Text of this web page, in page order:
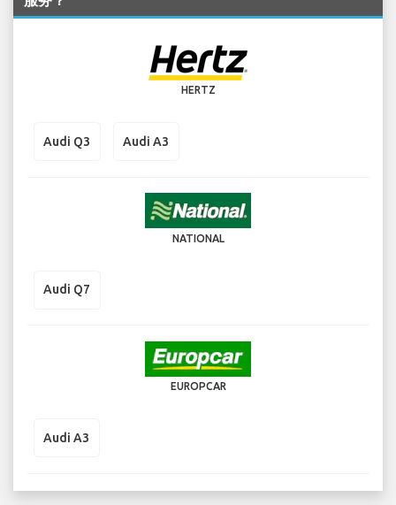
HERTZ
Audi Q3 Audi A3
NATIONAL
Audi Q7
EUROPCAR
Audi A3